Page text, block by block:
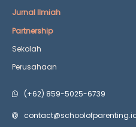
Jurnal Ilmiah
Partnership
Sekolah
Perusahaan
(+62) 859-5025-6739